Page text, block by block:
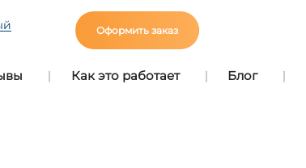
Оформить заказ
Как это работает Блог